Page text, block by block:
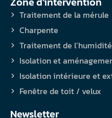
Traitement de la mérule
Charpente
Traitement de l’humidité
Isolation et
Isolation intérieure et
Fenêtre de toit / velux
Newsletter